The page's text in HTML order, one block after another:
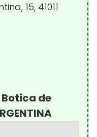
15, 41011
de